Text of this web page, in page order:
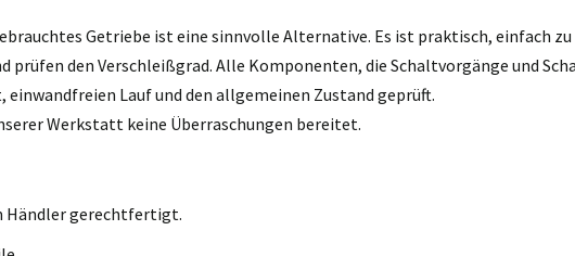
Getriebe ist eine sinnvolle Alternative. Es ist praktisch, einfach
den Verschleißgrad. Alle Komponenten, die Schaltvorgänge und
Lauf und den allgemeinen Zustand geprüft.
Werkstatt keine Überraschungen bereitet.
Händler gerechtfertigt.